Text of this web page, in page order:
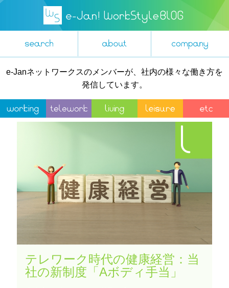
e-Janネットワークスのメンバーが、社内の様々な働き方を
発信しています。
テレワーク時代の健康経営：当
社の新制度「Aボディ手当」